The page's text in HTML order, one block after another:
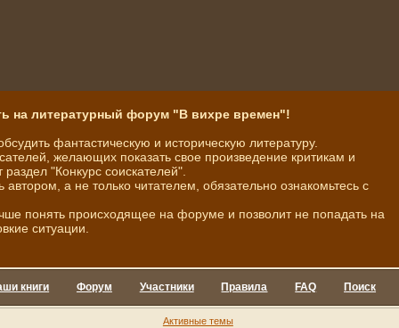
на литературный форум "В вихре времен"!
фантастическую и историческую литературу.
желающих показать свое произведение критикам и
"Конкурс соискателей".
автором, а не только читателем, обязательно ознакомьтесь с
понять происходящее на форуме и позволит не попадать на
ситуации.
книги Форум Участники Правила FAQ Поиск
Активные темы